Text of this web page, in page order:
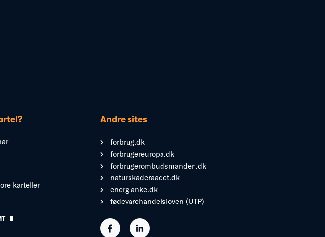
karteller
Andre sites
forbrug.dk
forbrugereuropa.dk
forbrugerombudsmanden.dk
naturskaderaadet.dk
energianke.dk
fødevarehandelsloven (UTP)